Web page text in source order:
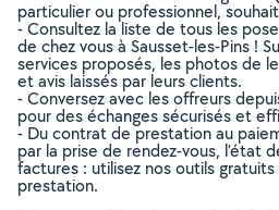
particulier ou professionnel,
- Consultez la liste de tous les
de chez vous à Sausset-les-Pins !
services proposés, les photos de
et avis laissés par leurs clients.
- Conversez avec les offreurs
pour des échanges sécurisés et
- Du contrat de prestation au
par la prise de rendez-vous, l’état
factures : utilisez nos outils
prestation.